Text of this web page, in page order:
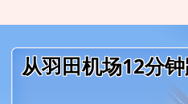
从羽田机场12分